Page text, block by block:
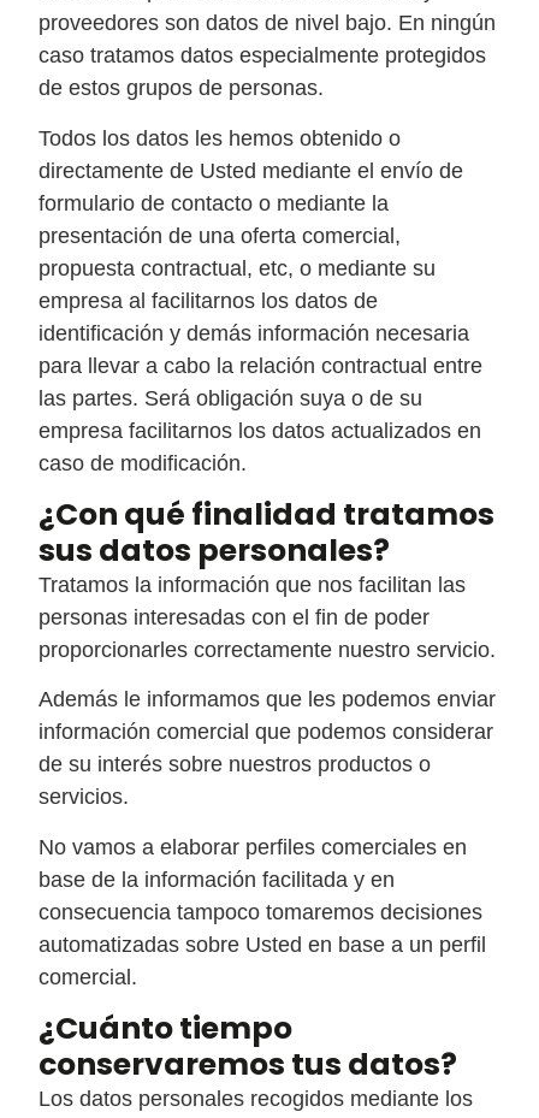
proveedores son datos de nivel bajo. En ningún
caso tratamos datos especialmente protegidos
de estos grupos de personas.
Todos los datos les hemos obtenido o
directamente de Usted mediante el envío de
formulario de contacto o mediante la
presentación de una oferta comercial,
propuesta contractual, etc, o mediante su
empresa al facilitarnos los datos de
identificación y demás información necesaria
para llevar a cabo la relación contractual entre
las partes. Será obligación suya o de su
empresa facilitarnos los datos actualizados en
caso de modificación.
¿Con qué finalidad tratamos
sus datos personales?
Tratamos la información que nos facilitan las
personas interesadas con el fin de poder
proporcionarles correctamente nuestro servicio.
Además le informamos que les podemos enviar
información comercial que podemos considerar
de su interés sobre nuestros productos o
servicios.
No vamos a elaborar perfiles comerciales en
base de la información facilitada y en
consecuencia tampoco tomaremos decisiones
automatizadas sobre Usted en base a un perfil
comercial.
¿Cuánto tiempo
conservaremos tus datos?
Los datos personales recogidos mediante los